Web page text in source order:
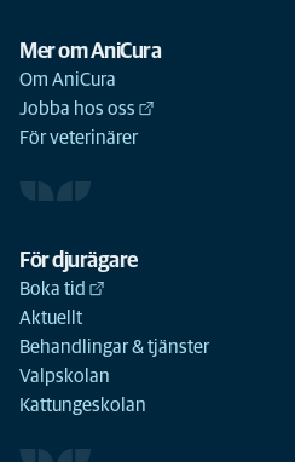
Mer om AniCura
Om AniCura
Jobba hos oss
För veterinärer
För djurägare
Boka tid
Aktuellt
Behandlingar & tjänster
Valpskolan
Kattungeskolan